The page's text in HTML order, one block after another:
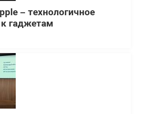
– технологичное
гаджетам